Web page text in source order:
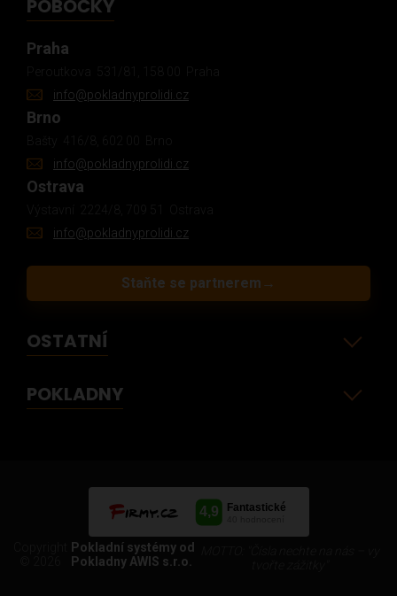
POBOČKY
Praha
info@pokladnyprolidi.cz
Brno
info@pokladnyprolidi.cz
Ostrava
info@pokladnyprolidi.cz
Staňte se partnerem →
OSTATNÍ
POKLADNY
Pokladní systémy od
Pokladny AWIS s.r.o.